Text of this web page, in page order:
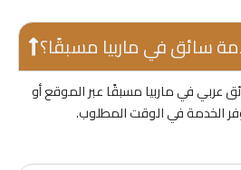
سائق في ماربيا مسبقًا؟
عربي في ماربيا مسبقًا عبر الموقع أو
الخدمة في الوقت المطلوب.